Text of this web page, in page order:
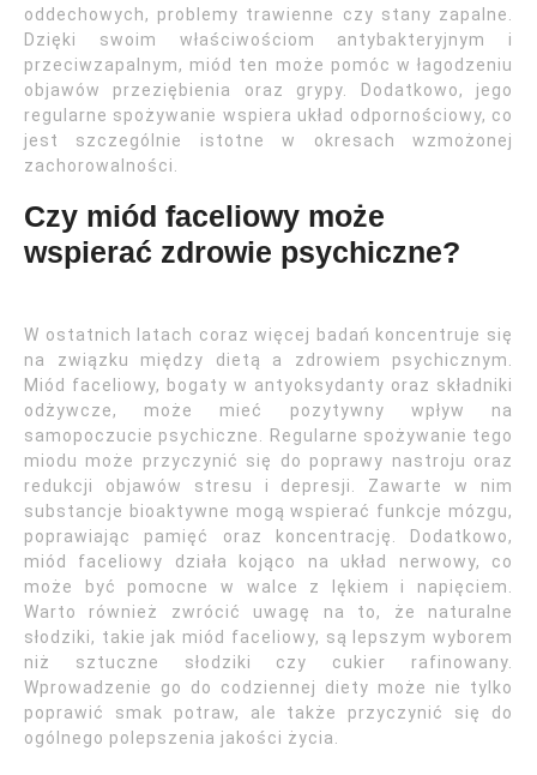
oddechowych, problemy trawienne czy stany zapalne.
Dzięki swoim właściwościom antybakteryjnym i
przeciwzapalnym, miód ten może pomóc w łagodzeniu
objawów przeziębienia oraz grypy. Dodatkowo, jego
regularne spożywanie wspiera układ odpornościowy, co
jest szczególnie istotne w okresach wzmożonej
zachorowalności.
Czy miód faceliowy może
wspierać zdrowie psychiczne?
W ostatnich latach coraz więcej badań koncentruje się
na związku między dietą a zdrowiem psychicznym.
Miód faceliowy, bogaty w antyoksydanty oraz składniki
odżywcze, może mieć pozytywny wpływ na
samopoczucie psychiczne. Regularne spożywanie tego
miodu może przyczynić się do poprawy nastroju oraz
redukcji objawów stresu i depresji. Zawarte w nim
substancje bioaktywne mogą wspierać funkcje mózgu,
poprawiając pamięć oraz koncentrację. Dodatkowo,
miód faceliowy działa kojąco na układ nerwowy, co
może być pomocne w walce z lękiem i napięciem.
Warto również zwrócić uwagę na to, że naturalne
słodziki, takie jak miód faceliowy, są lepszym wyborem
niż sztuczne słodziki czy cukier rafinowany.
Wprowadzenie go do codziennej diety może nie tylko
poprawić smak potraw, ale także przyczynić się do
ogólnego polepszenia jakości życia.